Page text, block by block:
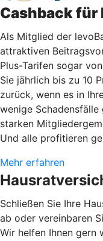
Cashback
Als Mitglied der
attraktiven
Plus-Tarifen sogar
Sie jährlich bis zu 10
zurück, wenn es in
wenige Schadensfälle
starken
Und alle profitieren
Mehr erfahren
Schließen Sie Ihre
ab oder vereinbaren
Wir helfen Ihnen gern